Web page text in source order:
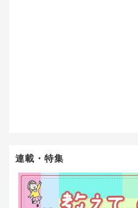
連載・特集